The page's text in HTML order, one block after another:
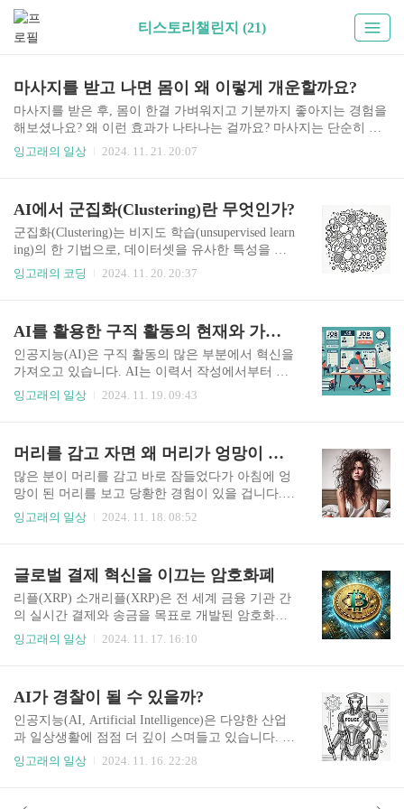
티스토리챌린지 (21)
마사지를 받고 나면 몸이 왜 이렇게 개운할까요?
마사지를 받은 후, 몸이 한결 가벼워지고 기분까지 좋아지는 경험을
해보셨나요? 왜 이런 효과가 나타나는 걸까요? 마사지는 단순히 뭉
친 근육을 푸는 것 이상으로, 몸과 마음의 건강에 여러 긍정적인 영
쌓인 고무줄이 팽팽해진 상태라고 볼 수 있습니다.마사지는 이런 근
육을 풀어주어, 고무줄을 다시 느슨하게 만들어주는 역할을 해요. 특
히 Trigger Point라 불리는 특정 지점을 자극하면, 고통이 줄고 근육
의 유연성이 높아집니다.2. 혈액순환과 림프 흐름 개선마사지는 단
순히 몸을 누르는 게 아니라, 혈액과 림..
잉고래의 일상 2024. 11. 21. 20:07
AI에서 군집화(Clustering)란 무엇인가?
군집화(Clustering)는 비지도 학습(unsupervised learn
ing)의 한 기법으로, 데이터셋을 유사한 특성을 가
진 그룹(클러스터, cluster)으로 나누는 과정입니다.
를 바탕으로 의사결정을 내릴 수 있도록 돕습니다.
아래에서 군집화가 무엇인지, 그리고 이를 실생활
의 사례와 함께 알아보겠습니다. 군집화의 정의와
특징 정의데이터의 유사성을 기준으로 그룹으로
나누는 과정으로, 각 그룹 안에서는 데이터가 서로
습니다. 거리 기반 계산: 유사성을 판단하기 위..
잉고래의 코딩 2024. 11. 20. 20:37
AI를 활용한 구직 활동의 현재와 가능성
인공지능(AI)은 구직 활동의 많은 부분에서 혁신을
가져오고 있습니다. AI는 이력서 작성에서부터 채
용 과정의 최적화, 개인화된 커리어 추천까지 다양
니다.1. AI 기반 이력서 분석 및 작성 도구AI는 구
직자의 이력서를 자동으로 분석하고 최적화된 문
구와 형식을 추천합니다.장점효율적인 이력서 작
성: 키워드 최적화로 채용 시스템(ATS, Applicant T
racking System)에 적합한 이력서 작성 가능.맞춤형
탕으로 시각적이고 전문적인 이력서를 ..
잉고래의 일상 2024. 11. 19. 09:43
머리를 감고 자면 왜 머리가 엉망이 될까?
많은 분이 머리를 감고 바로 잠들었다가 아침에 엉
망이 된 머리를 보고 당황한 경험이 있을 겁니다.
그렇다면 왜 머리를 감고 자면 머리가 그렇게 뒤엉
젖은 머리카락이 베개와 마찰하면서 형태가 변합
니다. 젖은 머리카락은 마른 머리카락보다 약하고
민감하기 때문에 쉽게 구부러지고 뒤틀리며, 결국
아침에 엉망이 됩니다. 2. 마찰 자는 동안 머리는
끊임없이 베개와 닿으며 마찰을 일으킵니다. 이 마
기 때문에 문제가 심해질 수 있습니다. 3. 각질층
손상 머리카락의 겉부분인 ..
잉고래의 일상 2024. 11. 18. 08:52
글로벌 결제 혁신을 이끄는 암호화폐
리플(XRP) 소개리플(XRP)은 전 세계 금융 기관 간
의 실시간 결제와 송금을 목표로 개발된 암호화폐
입니다. 2012년 크리스 라센(Chris Larsen)과 제드
빠른 거래 속도: 리플 네트워크는 평균 3~5초 내에
거래를 완료하여, 기존 금융 시스템의 지연을 크게
줄입니다. 낮은 수수료: 거래당 소액의 수수료만 부
과되어, 국제 송금 시 비용 절감이 가능합니다. 확
장성: 초당 최대 1,500건의 거래를 처리할 수 있어,
활용 사례리플은 전 세계 여러 은행과 금융 기관에
잉고래의 일상 2024. 11. 17. 16:10
AI가 경찰이 될 수 있을까?
인공지능(AI, Artificial Intelligence)은 다양한 산업
과 일상생활에 점점 더 깊이 스며들고 있습니다. 그
중에서도 "AI가 경찰 업무를 대체하거나 보조할 수
리고 어떤 한계와 윤리적 문제가 존재하는지에 대
잉고래의 일상 2024. 11. 16. 22:28